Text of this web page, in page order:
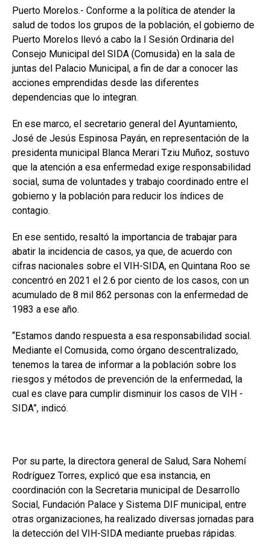
Puerto Morelos.- Conforme a la política de atender la
salud de todos los grupos de la población, el gobierno de
Puerto Morelos llevó a cabo la I Sesión Ordinaria del
Consejo Municipal del SIDA (Comusida) en la sala de
juntas del Palacio Municipal, a fin de dar a conocer las
acciones emprendidas desde las diferentes
dependencias que lo integran.
En ese marco, el secretario general del Ayuntamiento,
José de Jesús Espinosa Payán, en representación de la
presidenta municipal Blanca Merari Tziu Muñoz, sostuvo
que la atención a esa enfermedad exige responsabilidad
social, suma de voluntades y trabajo coordinado entre el
gobierno y la población para reducir los índices de
contagio.
En ese sentido, resaltó la importancia de trabajar para
abatir la incidencia de casos, ya que, de acuerdo con
cifras nacionales sobre el VIH-SIDA, en Quintana Roo se
concentró en 2021 el 2.6 por ciento de los casos, con un
acumulado de 8 mil 862 personas con la enfermedad de
1983 a ese año.
“Estamos dando respuesta a esa responsabilidad social.
Mediante el Comusida, como órgano descentralizado,
tenemos la tarea de informar a la población sobre los
riesgos y métodos de prevención de la enfermedad, la
cual es clave para cumplir disminuir los casos de VIH -
SIDA”, indicó.
Por su parte, la directora general de Salud, Sara Nohemí
Rodríguez Torres, explicó que esa instancia, en
coordinación con la Secretaria municipal de Desarrollo
Social, Fundación Palace y Sistema DIF municipal, entre
otras organizaciones, ha realizado diversas jornadas para
la detección del VIH-SIDA mediante pruebas rápidas.